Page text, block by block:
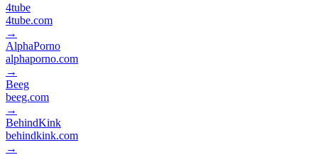
4tube
4tube.com
→
AlphaPorno
alphaporno.com
→
Beeg
beeg.com
→
BehindKink
behindkink.com
→